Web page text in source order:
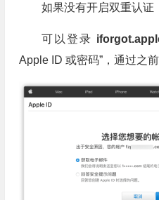
如果没有开启双重认证
可以登录
Apple ID 或密码”，通过之